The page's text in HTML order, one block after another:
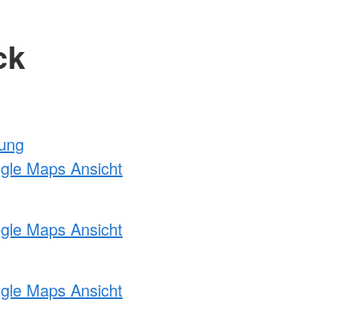
Maps Ansicht
Maps Ansicht
Maps Ansicht